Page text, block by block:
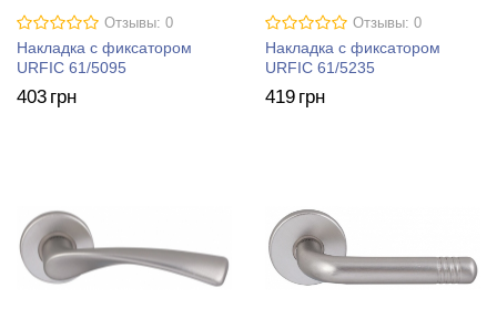
Отзывы: 0
Накладка с фиксатором
URFIC 61/5095
403 грн
Отзывы: 0
Накладка с фиксатором
URFIC 61/5235
419 грн